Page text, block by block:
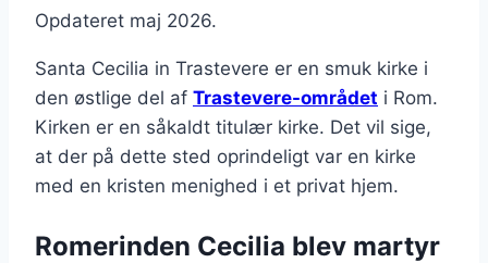
Opdateret maj 2026.
Santa Cecilia in Trastevere er en smuk kirke i
den østlige del af Trastevere-området i Rom.
Kirken er en såkaldt titulær kirke. Det vil sige,
at der på dette sted oprindeligt var en kirke
med en kristen menighed i et privat hjem.
Romerinden Cecilia blev martyr